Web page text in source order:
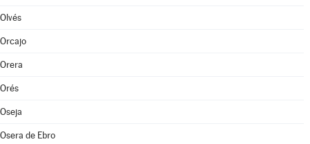
Olvés
Orcajo
Orera
Orés
Oseja
Osera de Ebro